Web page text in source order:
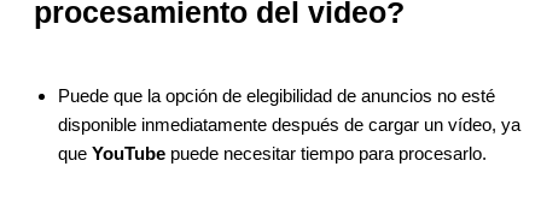
procesamiento del video?
Puede que la opción de elegibilidad de anuncios no esté
disponible inmediatamente después de cargar un vídeo, ya
que YouTube puede necesitar tiempo para procesarlo.